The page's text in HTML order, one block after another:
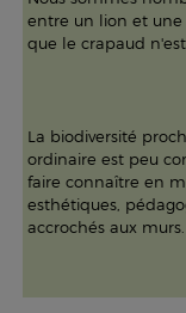
entre un lion et
que le crapaud
La biodiversité
ordinaire est peu
faire connaître en
esthétiques,
accrochés aux murs.